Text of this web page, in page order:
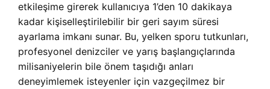
etkileşime girerek kullanıcıya 1’den 10 dakikaya
kadar kişiselleştirilebilir bir geri sayım süresi
ayarlama imkanı sunar. Bu, yelken sporu tutkunları,
profesyonel denizciler ve yarış başlangıçlarında
milisaniyelerin bile önem taşıdığı anları
deneyimlemek isteyenler için vazgeçilmez bir